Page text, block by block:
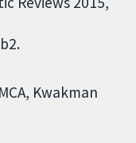
Kwakman